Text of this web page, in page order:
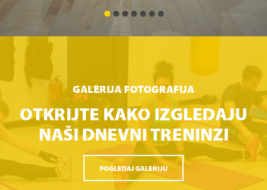
GALERIJA FOTOGRAFIJA
OTKRIJTE KAKO IZGLEDAJU
NAŠI DNEVNI TRENINZI
POGLEDAJ GALERIJU